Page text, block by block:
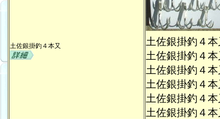
土佐銀掛釣４本又
土佐銀掛釣４
土佐銀掛釣４
土佐銀掛釣４
土佐銀掛釣４
土佐銀掛釣４
土佐銀掛釣４